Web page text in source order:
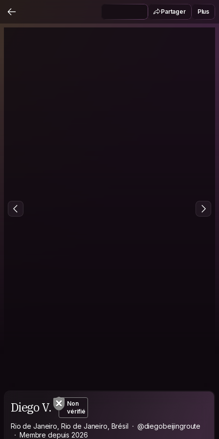
Partager Plus
Diego V.
Non
vérifié
Rio de Janeiro, Rio de Janeiro, Brésil
@diegobeijingroute
Membre depuis 2026